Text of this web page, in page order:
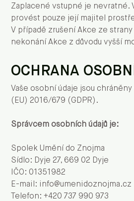
Zaplacené vstupné je nevratné.
provést pouze její majitel
V případě zrušení Akce ze
nekonání Akce z důvodu vyšší
OCHRANA
Vaše osobní údaje jsou
(EU) 2016/679 (GDPR).
Správcem osobních údajů je:
Spolek Umění do Znojma
Sídlo: Dyje 27, 669 02 Dyje
IČO: 01351982
E-mail: info@umenidoznojma.cz
Telefon: +420 737 990 973